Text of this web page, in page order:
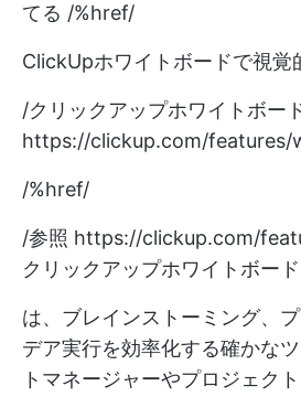
てる /%href/
ClickUpホワイトボードで視覚
/クリックアップホワイトボー
https://clickup.com/features/
/%href/
/参照 https://clickup.com/
クリックアップホワイトボー
は、ブレインストーミング、
デア実行を効率化する確かな
トマネージャーやプロジェク